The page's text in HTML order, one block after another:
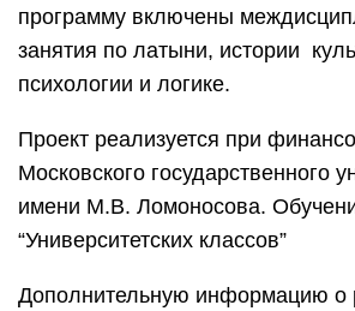
программу включены
занятия по латыни, истории
психологии и логике.
Проект реализуется при
Московского государственного
имени М.В. Ломоносова.
“Университетских классов”
Дополнительную информацию о